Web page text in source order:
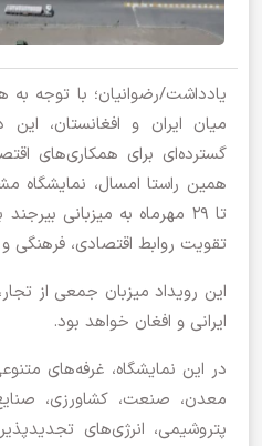
یادداشت/رضوانیان؛ با توجه
میان ایران و افغانستان،
گسترده‌ای برای همکاری‌های
تا ۲۹ مهرماه به میزبانی
تقویت روابط اقتصادی، فرهنگی
این رویداد میزبان جمعی از
ایرانی و افغان خواهد بود.
در این نمایشگاه، غرفه‌های
معدن، صنعت، کشاورزی،
پتروشیمی، انرژی‌های